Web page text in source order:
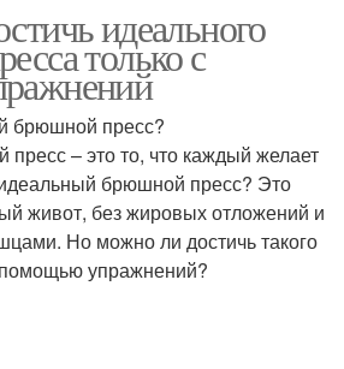
идеального
только с
брюшной пресс?
– это то, что каждый желает
брюшной пресс? Это
живот, без жировых отложений и
Но можно ли достичь такого
помощью упражнений?